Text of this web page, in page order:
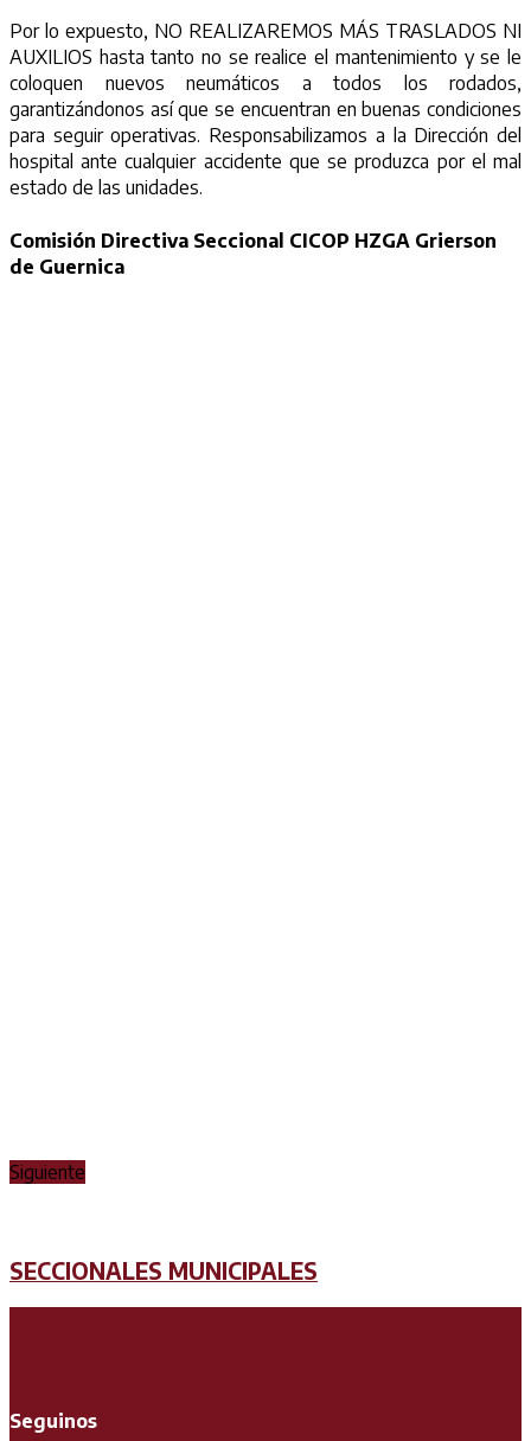
Por lo expuesto, NO REALIZAREMOS MÁS TRASLADOS NI
AUXILIOS hasta tanto no se realice el mantenimiento y se le
coloquen nuevos neumáticos a todos los rodados,
garantizándonos así que se encuentran en buenas condiciones
para seguir operativas. Responsabilizamos a la Dirección del
hospital ante cualquier accidente que se produzca por el mal
estado de las unidades.
Comisión Directiva Seccional CICOP HZGA Grierson
de Guernica
Siguiente
SECCIONALES MUNICIPALES
Seguinos